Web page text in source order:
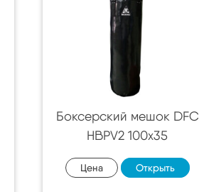
Боксерский мешок DFC
HBPV2 100х35
Цена Открыть